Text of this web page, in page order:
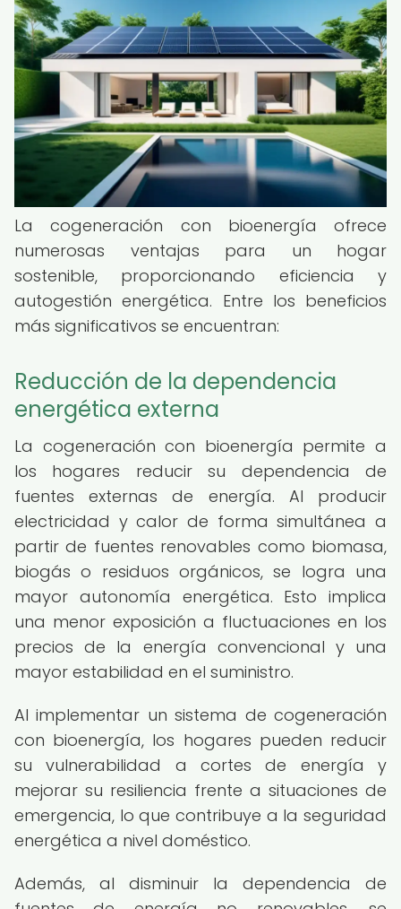
La cogeneración con bioenergía ofrece
numerosas ventajas para un hogar
sostenible, proporcionando eficiencia y
autogestión energética. Entre los beneficios
más significativos se encuentran:
Reducción de la dependencia
energética externa
La cogeneración con bioenergía permite a
los hogares reducir su dependencia de
fuentes externas de energía. Al producir
electricidad y calor de forma simultánea a
partir de fuentes renovables como biomasa,
biogás o residuos orgánicos, se logra una
mayor autonomía energética. Esto implica
una menor exposición a fluctuaciones en los
precios de la energía convencional y una
mayor estabilidad en el suministro.
Al implementar un sistema de cogeneración
con bioenergía, los hogares pueden reducir
su vulnerabilidad a cortes de energía y
mejorar su resiliencia frente a situaciones de
emergencia, lo que contribuye a la seguridad
energética a nivel doméstico.
Además, al disminuir la dependencia de